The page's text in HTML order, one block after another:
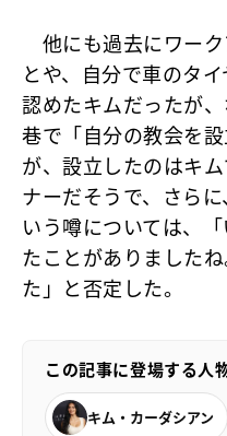
他にも過去にワーク
とや、自分で車のタ
認めたキムだったが
巷で「自分の教会を
が、設立したのはキ
ナーだそうで、さら
いう噂については、
たことがありました
た」と否定した。
この記事に登場する人
キム・カーダシアン